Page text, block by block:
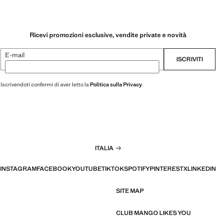
Ricevi promozioni esclusive, vendite private e novità
E-mail ISCRIVITI
Iscrivendoti confermi di aver letto laPolitica sulla Privacy.
ITALIA
INSTAGRAMFACEBOOKYOUTUBETIKTOKSPOTIFYPINTERESTXLINKEDIN
SITE MAP
CLUB MANGO LIKES YOU